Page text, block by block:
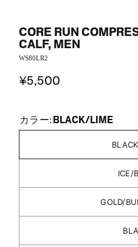
CORE RUN
CALF, MEN
WS80LR2
¥5,500
カラー: BLACK/LIME
ICE/
GOLD/